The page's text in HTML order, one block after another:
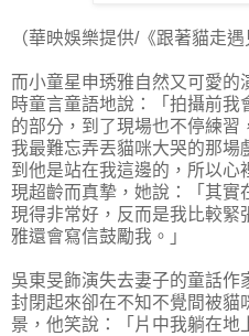
（華映娛樂提供/《跟著貓走遇
而小童星申琇雅自然又可愛的
時童言童語地說：「拍攝前
的部分，到了現場也不停練習
我最難忘弄丟貓咪大哭的那場
到他是站在我這邊的，所以心
現超齡而真摯，她說：「其實
現得非常好，反而是我比較緊
雅還會寫信鼓勵我。」
吳東旻飾演失去妻子的童話作
封閉起來卻在不知不覺間被貓
景，他笑說：「片中我躺在地